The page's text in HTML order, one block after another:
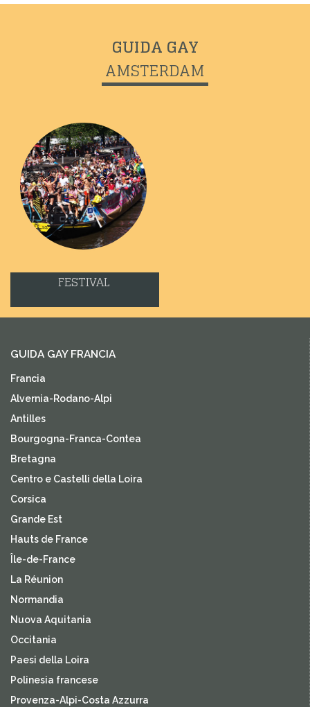
GUIDA GAY
AMSTERDAM
FESTIVAL
GUIDA GAY FRANCIA
Francia
Alvernia-Rodano-Alpi
Antilles
Bourgogna-Franca-Contea
Bretagna
Centro e Castelli della Loira
Corsica
Grande Est
Hauts de France
Île-de-France
La Réunion
Normandia
Nuova Aquitania
Occitania
Paesi della Loira
Polinesia francese
Provenza-Alpi-Costa Azzurra